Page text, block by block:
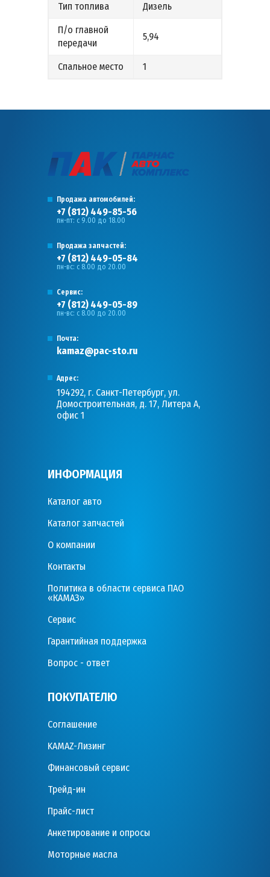
Тип топлива Дизель
П/о главной
передачи
5,94
Спальное место 1
Продажа автомобилей:
+7 (812) 449-85-56
пн-пт: с 9.00 до 18.00
Продажа запчастей:
+7 (812) 449-05-84
пн-вс: с 8.00 до 20.00
Сервис:
+7 (812) 449-05-89
пн-вс: с 8.00 до 20.00
Почта:
kamaz@pac-sto.ru
Адрес:
194292, г. Санкт-Петербург, ул.
Домостроительная, д. 17, Литера А,
офис 1
ИНФОРМАЦИЯ
Каталог авто
Каталог запчастей
О компании
Контакты
Политика в области сервиса ПАО
«КАМАЗ»
Сервис
Гарантийная поддержка
Вопрос - ответ
ПОКУПАТЕЛЮ
Соглашение
KAMAZ-Лизинг
Финансовый сервис
Трейд-ин
Прайс-лист
Анкетирование и опросы
Моторные масла